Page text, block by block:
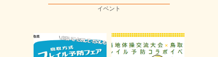
イベント